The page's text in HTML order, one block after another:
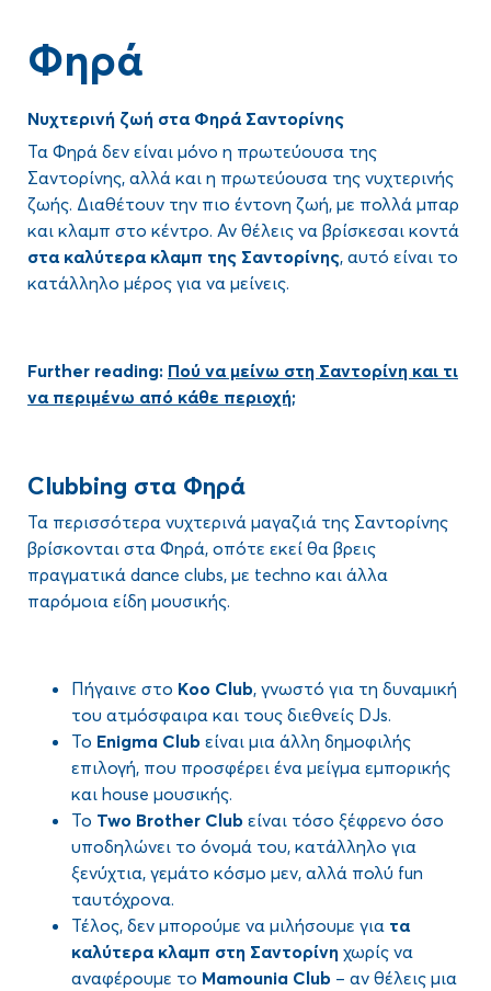
Φηρά
Νυχτερινή ζωή στα Φηρά Σαντορίνης
Τα Φηρά δεν είναι μόνο η πρωτεύουσα της
Σαντορίνης, αλλά και η πρωτεύουσα της νυχτερινής
ζωής. Διαθέτουν την πιο έντονη ζωή, με πολλά μπαρ
και κλαμπ στο κέντρο. Αν θέλεις να βρίσκεσαι κοντά
στα καλύτερα κλαμπ της Σαντορίνης, αυτό είναι το
κατάλληλο μέρος για να μείνεις.
Further reading: Πού να μείνω στη Σαντορίνη και τι
να περιμένω από κάθε περιοχή;
Clubbing στα Φηρά
Τα περισσότερα νυχτερινά μαγαζιά της Σαντορίνης
βρίσκονται στα Φηρά, οπότε εκεί θα βρεις
πραγματικά dance clubs, με techno και άλλα
παρόμοια είδη μουσικής.
Πήγαινε στο Koo Club, γνωστό για τη δυναμική
του ατμόσφαιρα και τους διεθνείς DJs.
Το Enigma Club είναι μια άλλη δημοφιλής
επιλογή, που προσφέρει ένα μείγμα εμπορικής
και house μουσικής.
Το Two Brother Club είναι τόσο ξέφρενο όσο
υποδηλώνει το όνομά του, κατάλληλο για
ξενύχτια, γεμάτο κόσμο μεν, αλλά πολύ fun
ταυτόχρονα.
Τέλος, δεν μπορούμε να μιλήσουμε για τα
καλύτερα κλαμπ στη Σαντορίνη χωρίς να
αναφέρουμε το Mamounia Club – αν θέλεις μια